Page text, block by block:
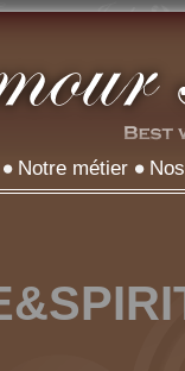
Notre métier